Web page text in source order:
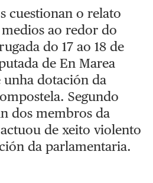
cuestionan o relato
ao redor do
do 17 ao 18 de
de En Marea
dotación da
Segundo
dos membros da
de xeito violento
da parlamentaria.